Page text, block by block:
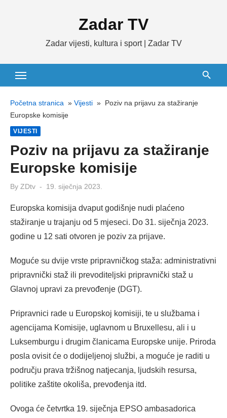
Zadar TV
Zadar vijesti, kultura i sport | Zadar TV
Početna stranica » Vijesti » Poziv na prijavu za stažiranje
Europske komisije
VIJESTI
Poziv na prijavu za stažiranje
Europske komisije
By ZDtv
Posted
19. siječnja 2023.
Europska komisija dvaput godišnje nudi plaćeno
stažiranje u trajanju od 5 mjeseci. Do 31. siječnja 2023.
godine u 12 sati otvoren je poziv za prijave.
Moguće su dvije vrste pripravničkog staža: administrativni
pripravnički staž ili prevoditeljski pripravnički staž u
Glavnoj upravi za prevođenje (DGT).
Pripravnici rade u Europskoj komisiji, te u službama i
agencijama Komisije, uglavnom u Bruxellesu, ali i u
Luksemburgu i drugim članicama Europske unije. Priroda
posla ovisit će o dodijeljenoj službi, a moguće je raditi u
području prava tržišnog natjecanja, ljudskih resursa,
politike zaštite okoliša, prevođenja itd.
Ovoga će četvrtka 19. siječnja EPSO ambasadorica